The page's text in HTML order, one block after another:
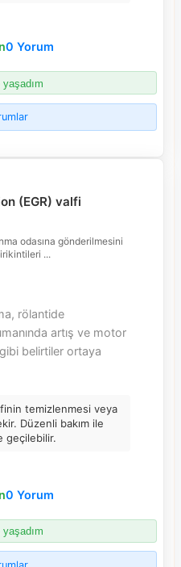
0 Yorum
(EGR) valfi
odasına gönderilmesini
...
rölantide
artış ve motor
gibi belirtiler ortaya
temizlenmesi veya
Düzenli bakım ile
geçilebilir.
0 Yorum
yaşadım